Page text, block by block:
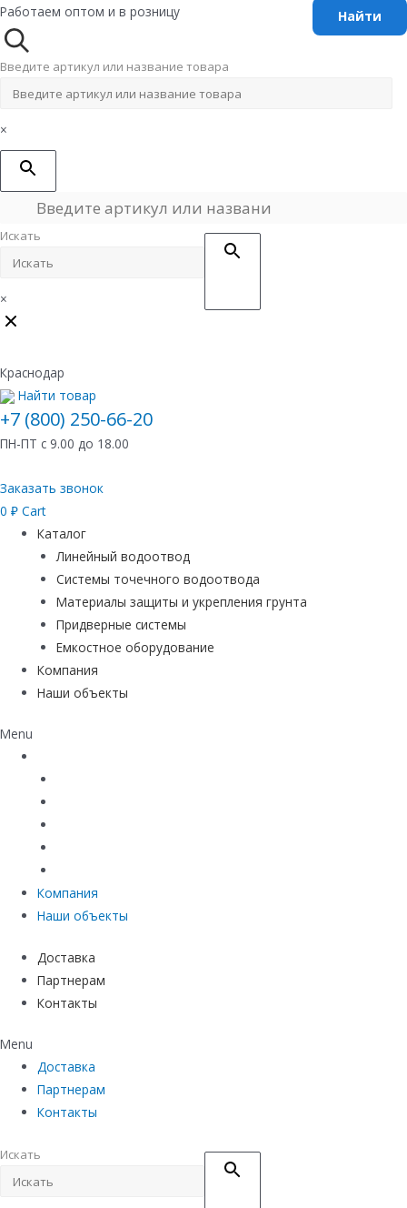
Перейти
к
содержимому
Работаем оптом и в розницу
Введите артикул или название товара
×
Искать
×
Краснодар
Найти товар
+7 (800) 250-66-20
ПН-ПТ с 9.00 до 18.00
Заказать звонок
0 ₽ Cart
Каталог
Линейный водоотвод
Системы точечного водоотвода
Материалы защиты и укрепления грунта
Придверные системы
Емкостное оборудование
Компания
Наши объекты
Menu
Компания
Наши объекты
Доставка
Партнерам
Контакты
Menu
Доставка
Партнерам
Контакты
Искать